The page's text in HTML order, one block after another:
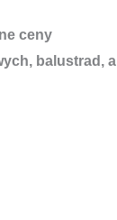
ceny
balustrad, a